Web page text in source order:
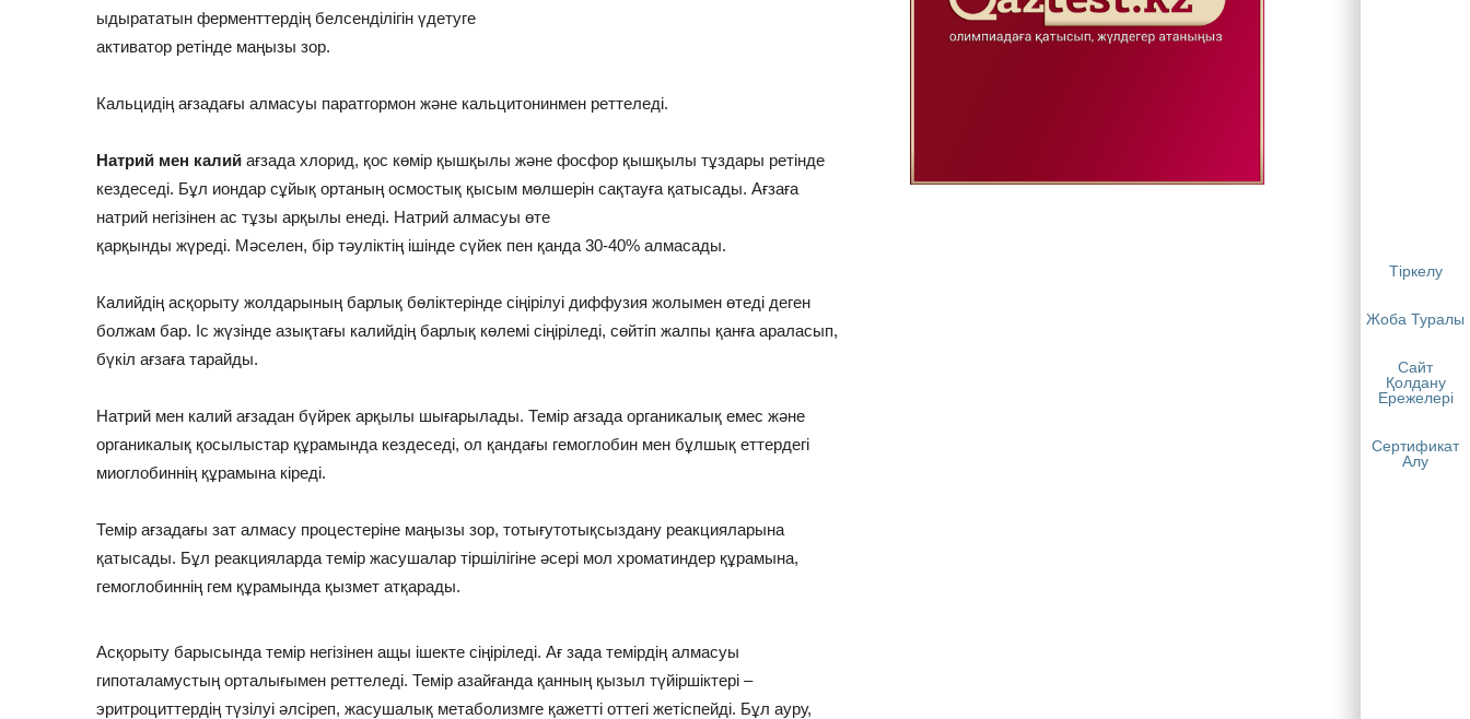
Тіркелу
Жоба Туралы
Сайт
Қолдану
Ережелері
Сертификат
Алу
ыдырататын ферменттердің белсенділігін үдетуге
активатор ретінде маңызы зор.
Кальцидің ағзадағы алмасуы паратгормон жəне кальцитонинмен реттеледі.
Натрий мен калий ағзада хлорид, қос көмір қышқылы жəне фосфор қышқылы тұздары ретінде
кездеседі. Бұл иондар сұйық ортаның осмостық қысым мөлшерін сақтауға қатысады. Ағзаға
натрий негізінен ас тұзы арқылы енеді. Натрий алмасуы өте
қарқынды жүреді. Мəселен, бір тəуліктің ішінде сүйек пен қанда 30-40% алмасады.
Калийдің асқорыту жолдарының барлық бөліктерінде сіңірілуі диффузия жолымен өтеді деген
болжам бар. Іс жүзінде азықтағы калийдің барлық көлемі сіңіріледі, сөйтіп жалпы қанға араласып,
бүкіл ағзаға тарайды.
Натрий мен калий ағзадан бүйрек арқылы шығарылады. Темір ағзада органикалық емес жəне
органикалық қосылыстар құрамында кездеседі, ол қандағы гемоглобин мен бұлшық еттердегі
миоглобиннің құрамына кіреді.
Темір ағзадағы зат алмасу процестеріне маңызы зор, тотығутотықсыздану реакцияларына
қатысады. Бұл реакцияларда темір жасушалар тіршілігіне əсері мол хроматиндер құрамына,
гемоглобиннің гем құрамында қызмет атқарады.
Асқорыту барысында темір негізінен ащы ішекте сіңіріледі. Ағ зада темірдің алмасуы
гипоталамустың орталығымен реттеледі. Темір азайғанда қанның қызыл түйіршіктері –
эритроциттердің түзілуі əлсіреп, жасушалық метаболизмге қажетті оттегі жетіспейді. Бұл ауру,